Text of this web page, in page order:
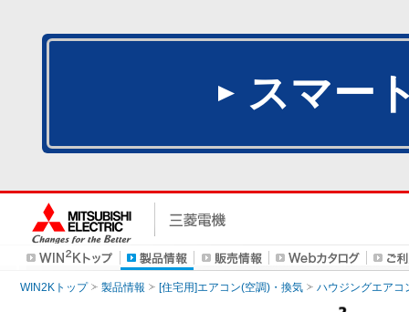
スマー
WIN2Kトップ 製品情報 [住宅用]エアコン(空調)・換気 ハウジングエアコ